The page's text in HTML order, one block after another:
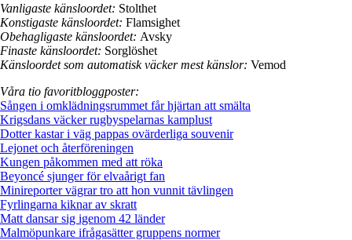
Vanligaste känsloordet: Stolthet
Konstigaste känsloordet: Flamsighet
Obehagligaste känsloordet: Avsky
Finaste känsloordet: Sorglöshet
Känsloordet som automatisk väcker mest känslor: Vemod
Våra tio favoritbloggposter:
Sången i omklädningsrummet får hjärtan att smälta
Krigsdans väcker rugbyspelarnas kamplust
Dotter kastar i väg pappas ovärderliga souvenir
Lejonet och återföreningen
Kungen påkommen med att röka
Beyoncé sjunger för elvaårigt fan
Minireporter vägrar tro att hon vunnit tävlingen
Fyrlingarna kiknar av skratt
Matt dansar sig igenom 42 länder
Malmöpunkare ifrågasätter gruppens normer